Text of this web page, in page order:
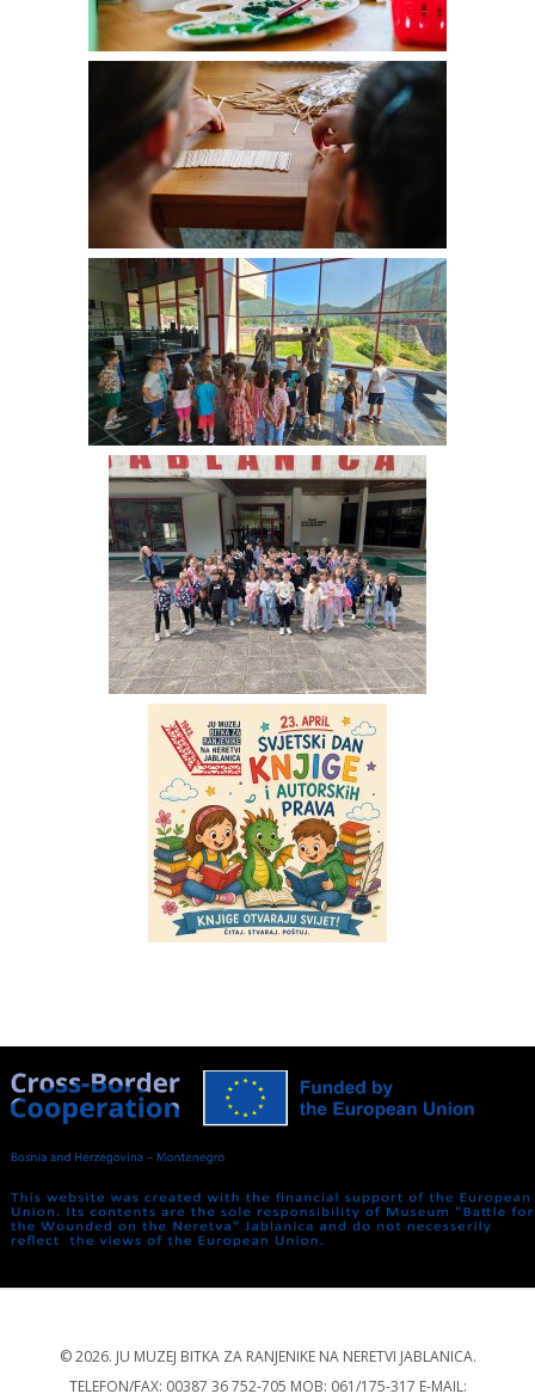
© 2026. JU MUZEJ BITKA ZA RANJENIKE NA NERETVI JABLANICA.
TELEFON/FAX: 00387 36 752-705 MOB: 061/175-317 E-MAIL: